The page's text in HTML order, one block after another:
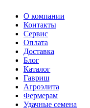
О компании
Контакты
Сервис
Оплата
Доставка
Блог
Каталог
Гавриш
Агроэлита
Фермерам
Удачные семена